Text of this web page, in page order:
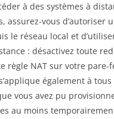
à des systèmes à
assurez-vous d’autoriser
le réseau local et
: désactivez toute
règle NAT sur votre pare-
également à
vous avez pu
au moins